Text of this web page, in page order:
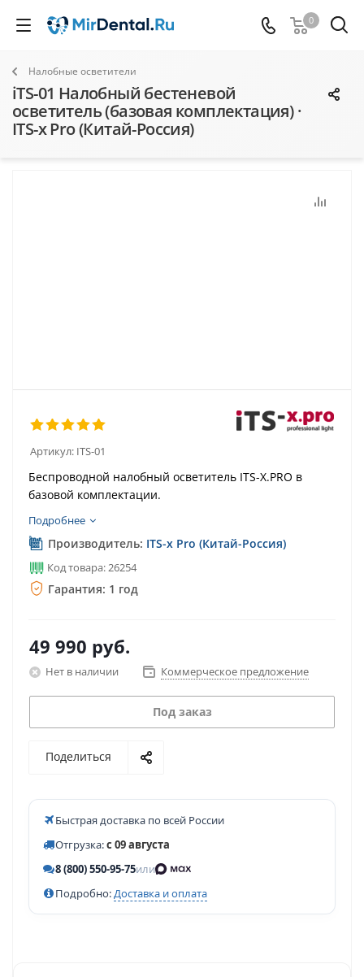
0
Налобные осветители
iTS-01 Налобный бестеневой
осветитель (базовая комплектация) ·
ITS-x Pro (Китай-Россия)
Артикул: ITS-01
Беспроводной налобный осветитель ITS-X.PRO в
базовой комплектации.
Подробнее
Производитель: ITS-x Pro (Китай-Россия)
Код товара: 26254
Гарантия: 1 год
49 990 руб.
Нет в наличии Коммерческое предложение
Под заказ
Поделиться
Быстрая доставка по всей России
Отгрузка:с 09 августа
8 (800) 550-95-75или
Подробно:Доставка и оплата